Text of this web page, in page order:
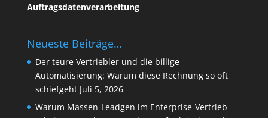
Auftragsdatenverarbeitung
Neueste Beiträge…
Der teure Vertriebler und die billige
Automatisierung: Warum diese Rechnung so oft
schiefgeht Juli 5, 2026
Warum Massen-Leadgen im Enterprise-Vertrieb